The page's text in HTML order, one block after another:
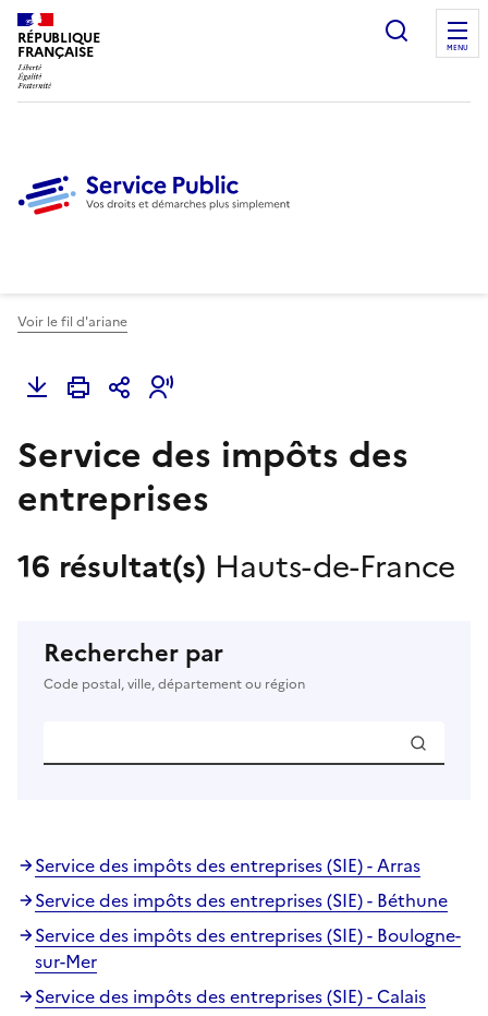
RÉPUBLIQUE
FRANÇAISE
Ouvrir
MENU
Voir le fil d'ariane
Service des impôts des
entreprises
16 résultat(s) Hauts-de-France
Rechercher par
Code postal, ville, département ou région
Service des impôts des entreprises (SIE) - Arras
Service des impôts des entreprises (SIE) - Béthune
Service des impôts des entreprises (SIE) - Boulogne-
sur-Mer
Service des impôts des entreprises (SIE) - Calais